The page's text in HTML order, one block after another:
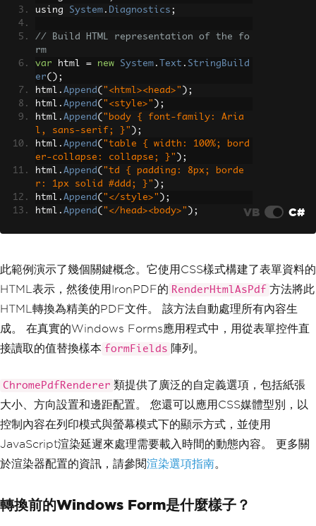
using System . Diagnostics ;
// Build HTML representation of the fo
rm
var html = new System . Text . StringBuild
er();
html . Append ( "<html><head>" );
html . Append ( "<style>" );
html . Append ( "body { font-family: Aria
l, sans-serif; }" );
html . Append ( "table { width: 100%; bord
er-collapse: collapse; }" );
html . Append ( "td { padding: 8px; borde
r: 1px solid #ddd; }" );
html . Append ( "</style>" );
html . Append ( "</head><body>" );
// Simulate form field data (replace w
ith actual control values in a WinForm
s app)
var formFields = new
("txtFirstName", "Jane"),
("txtLastName", "Doe"),
foreach (var (name value) in formFiel
ds)
{
    html
.AppendFormat("<tr><td>{0}:</t
d><td>{1}</td></tr>" , name value);
}
VB C#
此範例演示了幾個關鍵概念。它使用CSS樣式構建了表單資料的
HTML表示，然後使用IronPDF的 RenderHtmlAsPdf 方法將此
HTML轉換為精美的PDF文件。 該方法自動處理所有內容生
成。 在真實的Windows Forms應用程式中，用從表單控件直
接讀取的值替換樣本 formFields 陣列。
ChromePdfRenderer 類提供了廣泛的自定義選項，包括紙張
大小、方向設置和邊距配置。 您還可以應用CSS媒體型別，以
控制內容在列印模式與螢幕模式下的顯示方式，並使用
JavaScript渲染延遲來處理需要載入時間的動態內容。 更多關
於渲染器配置的資訊，請參閱渲染選項指南。
轉換前的Windows Form是什麼樣子？